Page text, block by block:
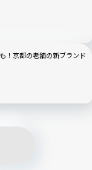
！京都の老舗の新ブランド